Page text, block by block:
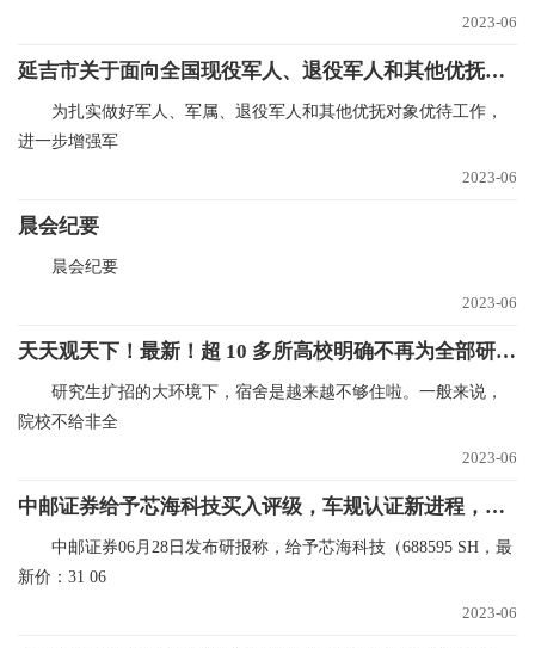
2023-06
延吉市关于面向全国现役军人、退役军人和其他优抚对象享受免门票游览延吉帽儿山（恐龙）文化旅游区的通告
为扎实做好军人、军属、退役军人和其他优抚对象优待工作，
进一步增强军
2023-06
晨会纪要
晨会纪要
2023-06
天天观天下！最新！超 10 多所高校明确不再为全部研究生提供宿舍！
研究生扩招的大环境下，宿舍是越来越不够住啦。一般来说，
院校不给非全
2023-06
中邮证券给予芯海科技买入评级，车规认证新进程，产品丰收再跃升
中邮证券06月28日发布研报称，给予芯海科技（688595 SH，最
新价：31 06
2023-06